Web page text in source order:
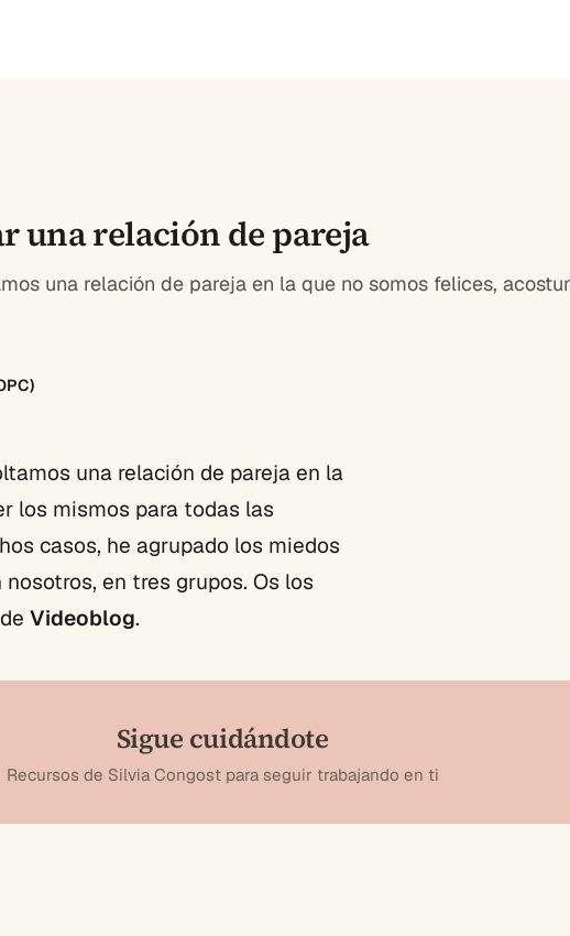
una relación de pareja
una relación de pareja en la que no somos felices,
una relación de pareja en la
los mismos para todas las
casos, he agrupado los miedos
en tres grupos. Os los
Videoblog.
Sigue cuidándote
Recursos de Silvia Congost para seguir trabajando en ti